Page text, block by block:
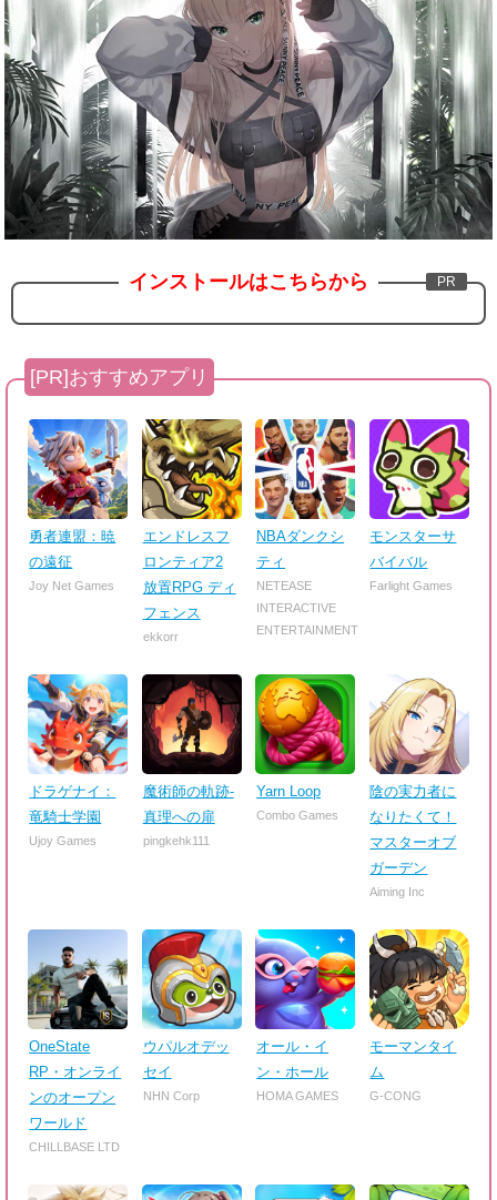
インストールはこちらから
勇者連盟：暁
の遠征
Joy Net Games
エンドレスフ
ロンティア2
放置RPG ディ
フェンス
ekkorr
NBAダンクシ
ティ
NETEASE
INTERACTIVE
ENTERTAINMENT
モンスターサ
バイバル
Farlight Games
ドラゲナイ：
竜騎士学園
Ujoy Games
魔術師の軌跡-
真理への扉
pingkehk111
Yarn Loop
Combo Games
陰の実力者に
なりたくて！
マスターオブ
ガーデン
Aiming Inc
OneState
RP・オンライ
ンのオープン
ワールド
CHILLBASE LTD
ウパルオデッ
セイ
NHN Corp
オール・イ
ン・ホール
HOMA GAMES
モーマンタイ
ム
G-CONG